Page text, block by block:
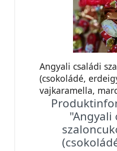
Angyali családi
(csokoládé,
vajkaramella,
"Angyali